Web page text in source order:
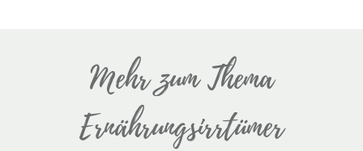
Mehr zum Thema
Ernährungsirrtümer